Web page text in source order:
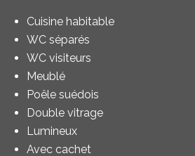
Cuisine habitable
WC séparés
WC visiteurs
Meublé
Poêle suédois
Double vitrage
Lumineux
Avec cachet